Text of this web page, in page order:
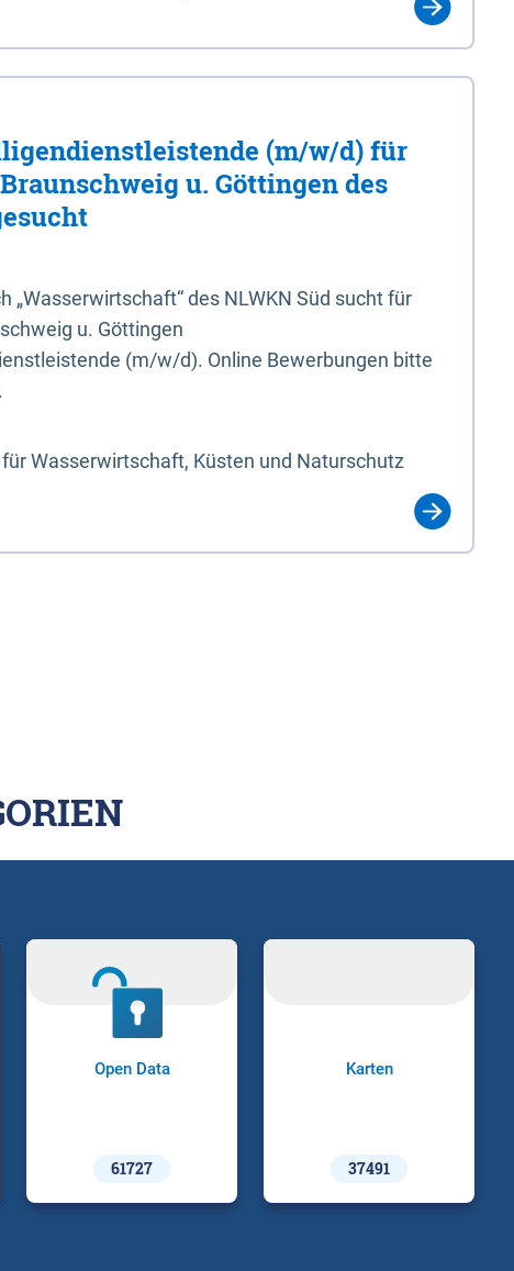
(m/w/d) für
u. Göttingen des
„Wasserwirtschaft“ des NLWKN Süd sucht für
u. Göttingen
(m/w/d). Online Bewerbungen bitte
Wasserwirtschaft, Küsten und Naturschutz
Open Data
61727
Karten
37491